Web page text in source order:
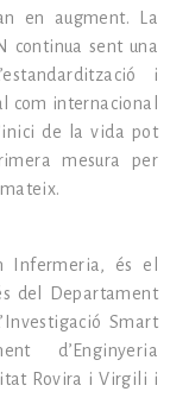
en augment. La
continua sent una
i
com internacional
de la vida pot
mesura per
Infermeria, és el
del Departament
Smart
d’Enginyeria
Rovira i Virgili i